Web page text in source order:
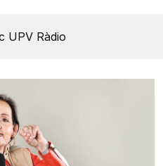
UPV Ràdio